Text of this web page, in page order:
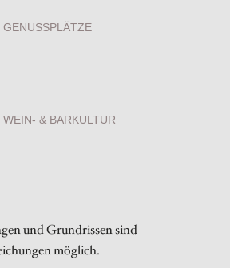
GENUSSPLÄTZE
WEIN- & BARKULTUR
und Grundrissen sind
möglich.